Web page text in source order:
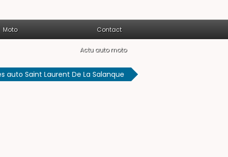
Moto Contact
Actu auto moto
auto Saint Laurent De La Salanque